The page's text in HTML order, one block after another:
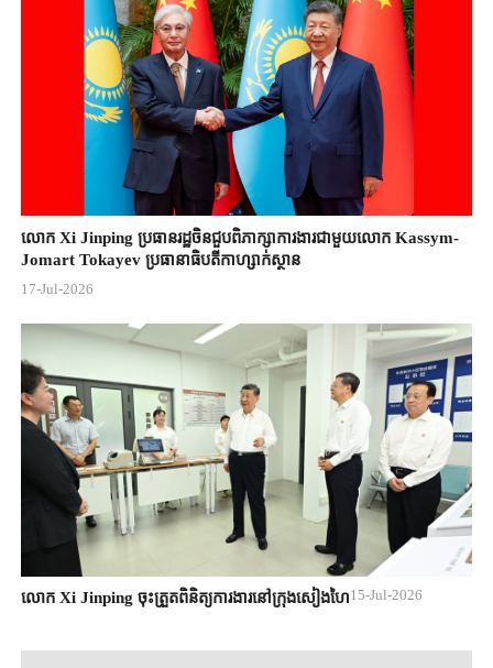
លោក Xi Jinping ប្រធានរដ្ឋចិន​ជួបពិភាក្សា​ការងារជាមួយ​លោក Kassym-
Jomart ​Tokayev ​ប្រធានាធិបតី​កាហ្សាក់ស្ថាន​
17-Jul-2026
លោក Xi Jinping ចុះត្រួតពិនិត្យការងារនៅក្រុងសៀងហៃ15-Jul-2026